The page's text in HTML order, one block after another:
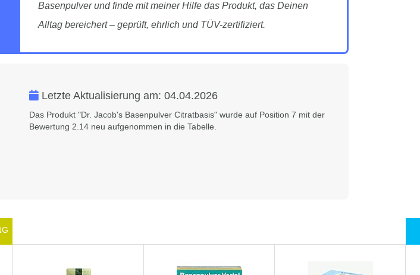
Basenpulver und finde mit meiner Hilfe das Produkt, das Deinen
Alltag bereichert – geprüft, ehrlich und TÜV-zertifiziert.
Letzte Aktualisierung am: 04.04.2026
Das Produkt "Dr. Jacob's Basenpulver Citratbasis" wurde auf Position 7 mit der
Bewertung 2.14 neu aufgenommen in die Tabelle.